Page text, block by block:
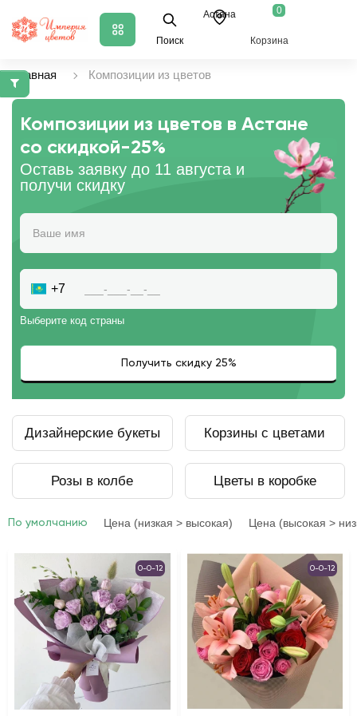
Поиск
Астана 0
Корзина
Главная Композиции из цветов
Композиции из цветов в Астане
со скидкой-25%
Оставь заявку до 11 августа и
получи скидку
+7
Выберите код страны
Дизайнерские букеты Корзины с цветами
Розы в колбе Цветы в коробке
По умолчанию Цена (низкая > высокая) Цена (высокая >
0-0-12 0-0-12